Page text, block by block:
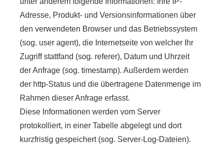
Adresse, Produkt- und Versionsinformationen über
den verwendeten Browser und das Betriebssystem
(sog. user agent), die Internetseite von welcher Ihr
Zugriff stattfand (sog. referer), Datum und Uhrzeit
der Anfrage (sog. timestamp). Außerdem werden
der http-Status und die übertragene Datenmenge im
Rahmen dieser Anfrage erfasst.
Diese Informationen werden vom Server
protokolliert, in einer Tabelle abgelegt und dort
kurzfristig gespeichert (sog. Server-Log-Dateien).